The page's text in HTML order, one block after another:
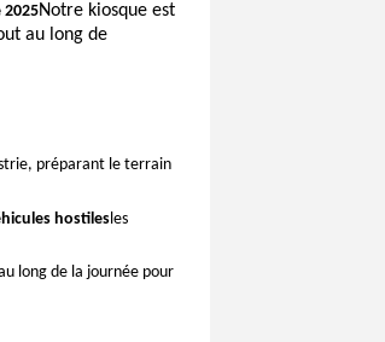
Notre kiosque est
au long de
préparant le terrain
hostiles les
long de la journée pour